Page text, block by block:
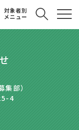
対象者別
メニュー
部）
4